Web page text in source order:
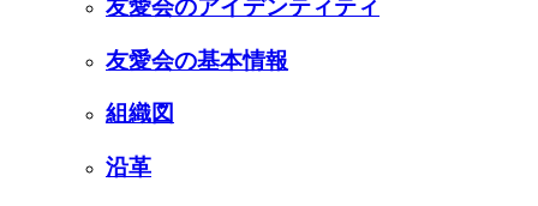
友愛会のアイデンティティ
友愛会の基本情報
組織図
沿革